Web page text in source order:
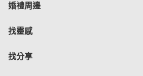
婚禮周邊
找靈感
找分享